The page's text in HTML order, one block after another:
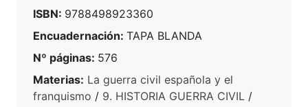
ISBN: 9788498923360
Encuadernación: TAPA BLANDA
Nº páginas: 576
Materias: La guerra civil española y el
franquismo / 9. HISTORIA GUERRA CIVIL /